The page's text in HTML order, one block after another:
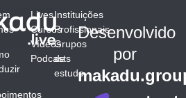
Lives
Cursos
Vídeos
Podcasts
Instituições
Profissionais
Grupos
de
estudo
Desenvolvido
por